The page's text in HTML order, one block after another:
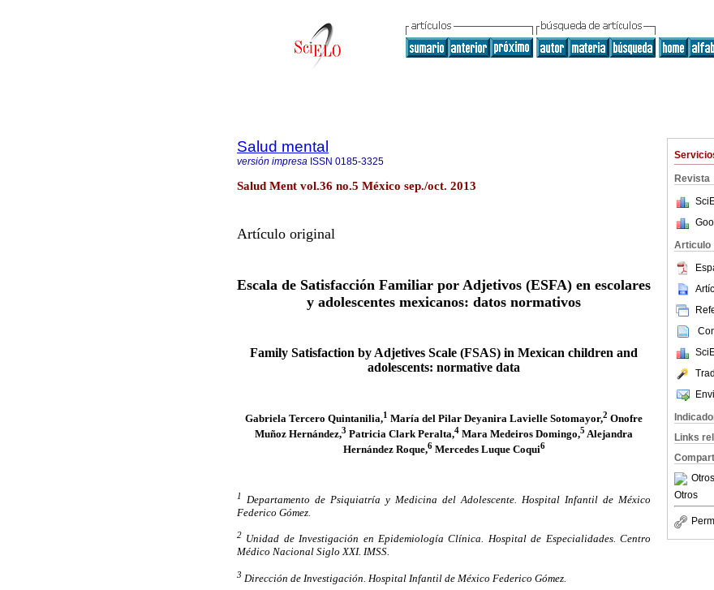
Revista
Articulo
Links
Otros
Otros
Salud mental
versión impresa ISSN 0185-3325
Salud Ment vol.36 no.5 México sep./oct. 2013
Artículo original
Escala de Satisfacción Familiar por Adjetivos (ESFA) en escolares
y adolescentes mexicanos: datos normativos
Family Satisfaction by Adjetives Scale (FSAS) in Mexican children and
adolescents: normative data
Gabriela Tercero Quintanilia,1 María del Pilar Deyanira Lavielle Sotomayor,2 Onofre
Muñoz Hernández,3 Patricia Clark Peralta,4 Mara Medeiros Domingo,5 Alejandra
Hernández Roque,6Mercedes Luque Coqui6
1
Departamento de Psiquiatría y Medicina del Adolescente. Hospital Infantil de México
Federico Gómez.
2 Unidad de Investigación en Epidemiología Clínica. Hospital de Especialidades. Centro
Médico Nacional Siglo XXI. IMSS.
3 Dirección de Investigación. Hospital Infantil de México Federico Gómez.